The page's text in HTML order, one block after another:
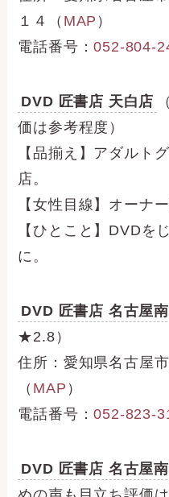
１４（ MAP ）
電話番号：052-804-
DVD 匠書店 天白店
価は参考程度）
【品揃え】アダルト
店。
【女性目線】オーナ
【ひとこと】DVDを
に。
DVD 匠書店 名古屋
★2.8）
住所：愛知県名古屋
（ MAP ）
電話番号：052-823-
DVD 匠書店 名古屋